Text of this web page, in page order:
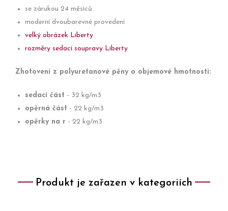
se zárukou 24 měsíců
moderní dvoubarevné provedení
velký obrázek Liberty
rozměry sedací soupravy Liberty
Zhotovení z polyuretanové pěny o objemové hmotnosti:
sedací část - 32 kg/m3
opěrná část - 22 kg/m3
opěrky na r - 22 kg/m3
Produkt je zařazen v kategoriích